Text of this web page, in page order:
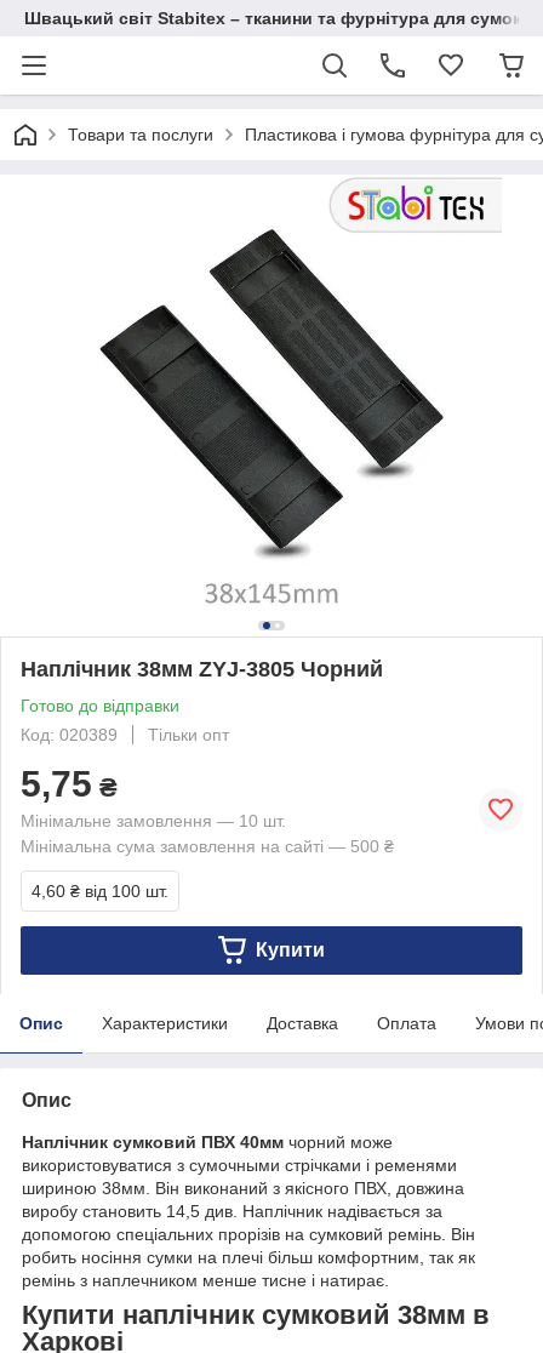
Швацький світ Stabitex – тканини та фурнітура для сумок і
Товари та послуги Пластикова і гумова фурнітура для
Наплічник 38мм ZYJ-3805 Чорний
Готово до відправки
Код: 020389
Тільки опт
5,75 ₴
Мінімальне замовлення — 10 шт.
Мінімальна сума замовлення на сайті — 500 ₴
4,60 ₴ від 100 шт.
Купити
Опис Характеристики Доставка Оплата Умови
Опис
Наплічник сумковий ПВХ 40мм чорний може
використовуватися з сумочными стрічками і ременями
шириною 38мм. Він виконаний з якісного ПВХ, довжина
виробу становить 14,5 див. Наплічник надівається за
допомогою спеціальних прорізів на сумковий ремінь. Він
робить носіння сумки на плечі більш комфортним, так як
ремінь з наплечником менше тисне і натирає.
Купити наплічник сумковий 38мм в
Харкові